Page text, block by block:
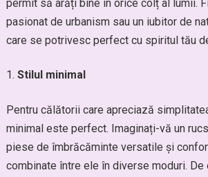
permit să arăți bine în orice colț al lumii.
pasionat de urbanism sau un iubitor de
care se potrivesc perfect cu spiritul tău
Stilul minimal
Pentru călătorii care apreciază
minimal este perfect. Imaginați-vă un
piese de îmbrăcăminte versatile și
combinate între ele în diverse moduri. De